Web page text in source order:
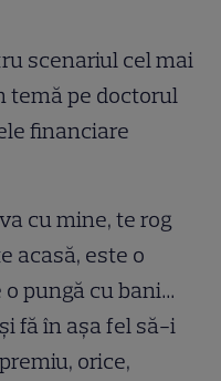
scenariul cel mai
temă pe doctorul
financiare
cu mine, te rog
acasă, este o
pungă cu bani…
fă în așa fel să-i
orice,